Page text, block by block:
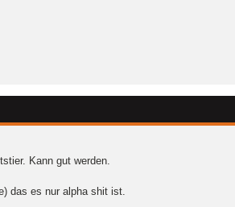
Kann gut werden.
das es nur alpha shit ist.